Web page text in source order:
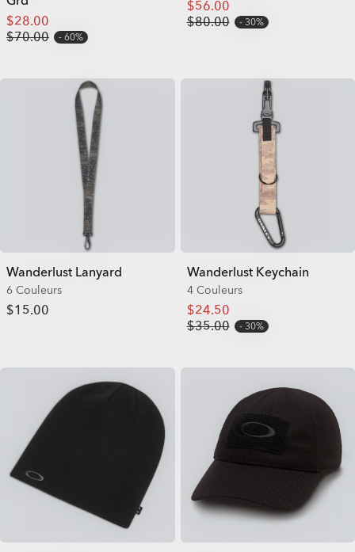
$28.00
$70.00
60%
$56.00
$80.00
30%
Wanderlust Lanyard
6 Couleurs
$15.00
Wanderlust Keychain
4 Couleurs
$24.50
$35.00
30%